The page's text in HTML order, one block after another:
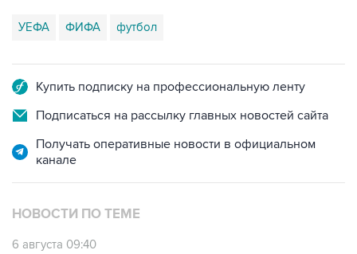
УЕФА ФИФА футбол
Купить подписку на профессиональную ленту
Подписаться на рассылку главных новостей сайта
Получать оперативные новости в официальном
канале
НОВОСТИ ПО ТЕМЕ
6 августа 09:40